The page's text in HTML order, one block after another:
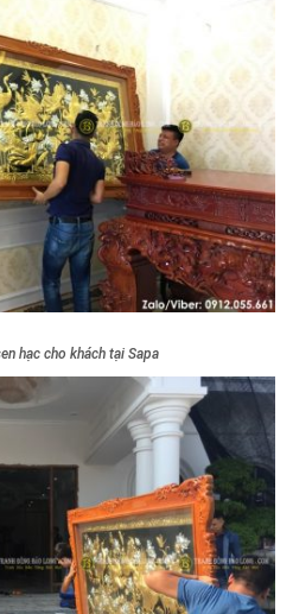
hạc cho khách tại Sapa